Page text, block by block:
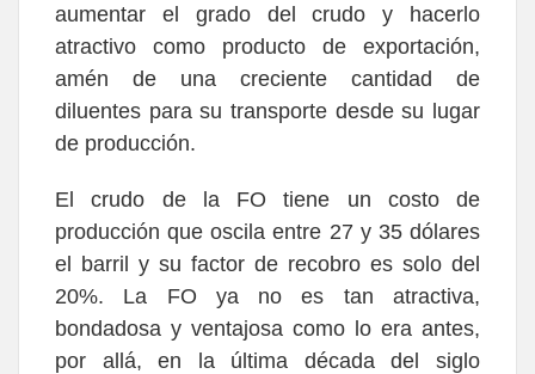
aumentar el grado del crudo y hacerlo
atractivo como producto de exportación,
amén de una creciente cantidad de
diluentes para su transporte desde su lugar
de producción.
El crudo de la FO tiene un costo de
producción que oscila entre 27 y 35 dólares
el barril y su factor de recobro es solo del
20%. La FO ya no es tan atractiva,
bondadosa y ventajosa como lo era antes,
por allá, en la última década del siglo